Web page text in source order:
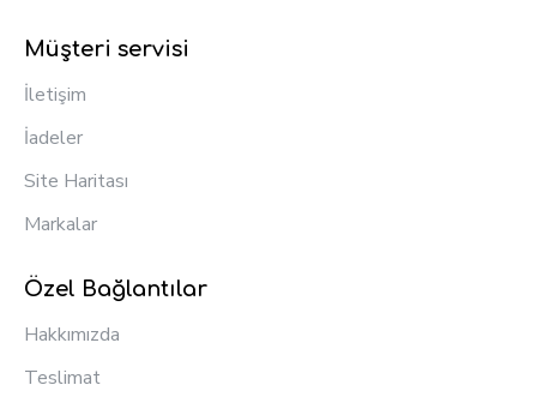
Müşteri servisi
İletişim
İadeler
Site Haritası
Markalar
Özel Bağlantılar
Hakkımızda
Teslimat